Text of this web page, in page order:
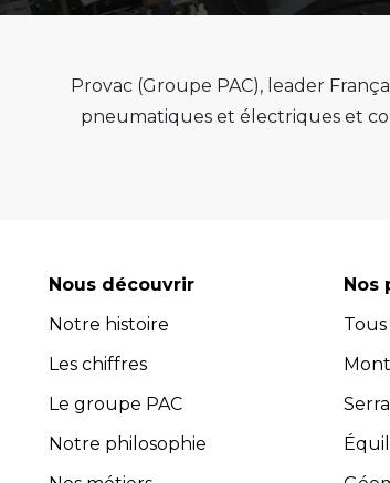
Provac (Groupe PAC), leader
pneumatiques et électriques et
de
optimiser l'efficacité et la
Avec plus de 45 ans
l’installation et la maintenance
composée de professionnels
guider dans le choix des
Nous découvrir
Notre histoire
Les chiffres
Le groupe PAC
Notre philosophie
Nos